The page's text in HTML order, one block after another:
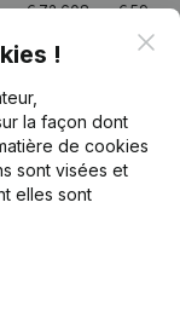
€72 608 €59 416
!
la façon dont
de cookies
sont visées et
elles sont